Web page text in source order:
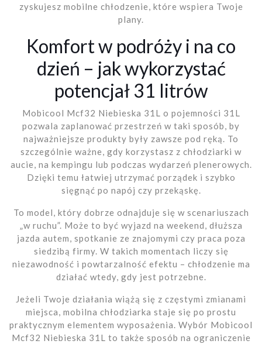
zyskujesz mobilne chłodzenie, które wspiera Twoje
plany.
Komfort w podróży i na co
dzień – jak wykorzystać
potencjał 31 litrów
Mobicool Mcf32 Niebieska 31L o pojemności 31L
pozwala zaplanować przestrzeń w taki sposób, by
najważniejsze produkty były zawsze pod ręką. To
szczególnie ważne, gdy korzystasz z chłodziarki w
aucie, na kempingu lub podczas wydarzeń plenerowych.
Dzięki temu łatwiej utrzymać porządek i szybko
sięgnąć po napój czy przekąskę.
To model, który dobrze odnajduje się w scenariuszach
„w ruchu”. Może to być wyjazd na weekend, dłuższa
jazda autem, spotkanie ze znajomymi czy praca poza
siedzibą firmy. W takich momentach liczy się
niezawodność i powtarzalność efektu – chłodzenie ma
działać wtedy, gdy jest potrzebne.
Jeżeli Twoje działania wiążą się z częstymi zmianami
miejsca, mobilna chłodziarka staje się po prostu
praktycznym elementem wyposażenia. Wybór Mobicool
Mcf32 Niebieska 31L to także sposób na ograniczenie